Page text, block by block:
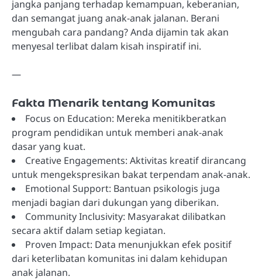
jangka panjang terhadap kemampuan, keberanian,
dan semangat juang anak-anak jalanan. Berani
mengubah cara pandang? Anda dijamin tak akan
menyesal terlibat dalam kisah inspiratif ini.
—
Fakta Menarik tentang Komunitas
Focus on Education: Mereka menitikberatkan
program pendidikan untuk memberi anak-anak
dasar yang kuat.
Creative Engagements: Aktivitas kreatif dirancang
untuk mengekspresikan bakat terpendam anak-anak.
Emotional Support: Bantuan psikologis juga
menjadi bagian dari dukungan yang diberikan.
Community Inclusivity: Masyarakat dilibatkan
secara aktif dalam setiap kegiatan.
Proven Impact: Data menunjukkan efek positif
dari keterlibatan komunitas ini dalam kehidupan
anak jalanan.